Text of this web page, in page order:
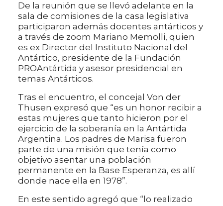
De la reunión que se llevó adelante en la
sala de comisiones de la casa legislativa
participaron además docentes antárticos y
a través de zoom Mariano Memolli, quien
es ex Director del Instituto Nacional del
Antártico, presidente de la Fundación
PROAntártida y asesor presidencial en
temas Antárticos.
Tras el encuentro, el concejal Von der
Thusen expresó que “es un honor recibir a
estas mujeres que tanto hicieron por el
ejercicio de la soberanía en la Antártida
Argentina. Los padres de Marisa fueron
parte de una misión que tenía como
objetivo asentar una población
permanente en la Base Esperanza, es allí
donde nace ella en 1978”.
En este sentido agregó que “lo realizado